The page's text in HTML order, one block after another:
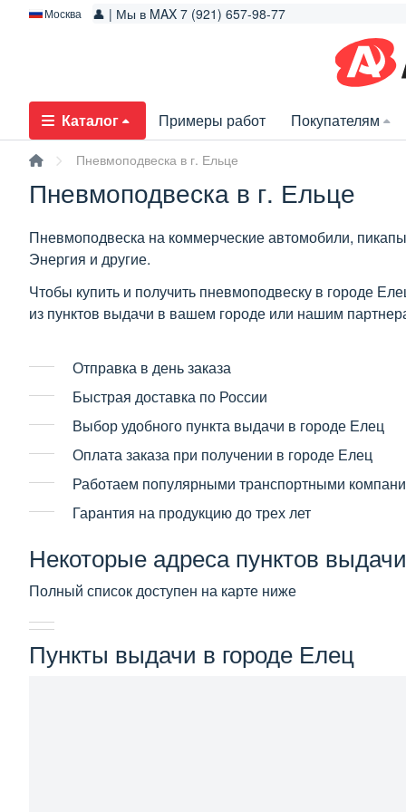
Москва 👤 | Мы в MAX 7 (921) 657-98-77
Каталог Примеры работ Покупателям
Пневмоподвеска в г. Ельце
Пневмоподвеска в г. Ельце
Пневмоподвеска на коммерческие автомобили,
Энергия и другие.
Чтобы купить и получить пневмоподвеску в городе
из пунктов выдачи в вашем городе или нашим
Отправка в день заказа
Быстрая доставка по России
Выбор удобного пункта выдачи в городе Елец
Оплата заказа при получении в городе Елец
Работаем популярными транспортными
Гарантия на продукцию до трех лет
Некоторые адреса пунктов
Полный список доступен на карте ниже
Пункты выдачи в городе Елец